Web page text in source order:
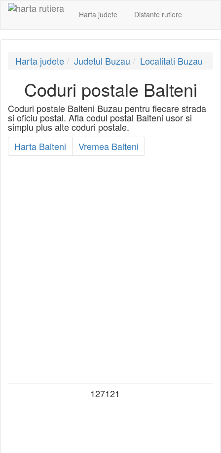
Harta judete Distante rutiere
Harta judete Judetul Buzau Localitati Buzau
Coduri postale Balteni
Coduri postale Balteni Buzau pentru fiecare strada
si oficiu postal. Afla codul postal Balteni usor si
simplu plus alte coduri postale.
Harta Balteni
Vremea Balteni
127121